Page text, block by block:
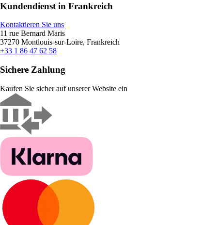
Kundendienst in Frankreich
Kontaktieren Sie uns
11 rue Bernard Maris
37270 Montlouis-sur-Loire, Frankreich
+33 1 86 47 62 58
Sichere Zahlung
Kaufen Sie sicher auf unserer Website ein